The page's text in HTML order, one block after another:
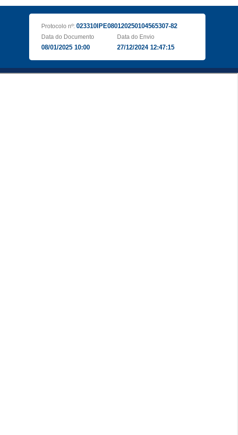
Protocolo nº: 023310IPE080120250104565307-82
Data do Documento
08/01/2025 10:00
Data do Envio
27/12/2024 12:47:15